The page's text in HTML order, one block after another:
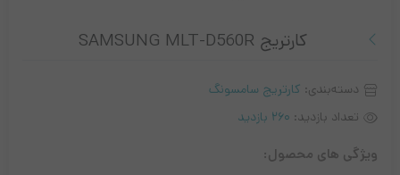
کارتریج SAMSUNG MLT-D560R
دسته‌بندی: کارتریج سامسونگ
تعداد بازدید: 260 بازدید
ویژگی های محصول: